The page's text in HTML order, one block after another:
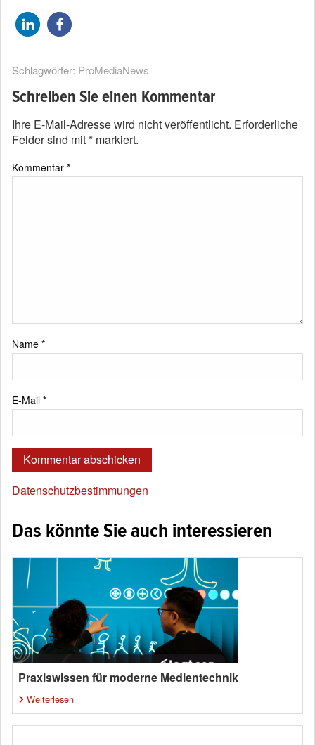
Schlagwörter: ProMediaNews
Schreiben Sie einen Kommentar
Ihre E-Mail-Adresse wird nicht veröffentlicht. Erforderliche
Felder sind mit* markiert.
Kommentar *
Name *
E-Mail *
Datenschutzbestimmungen
Das könnte Sie auch interessieren
Praxiswissen für moderne Medientechnik
Weiterlesen